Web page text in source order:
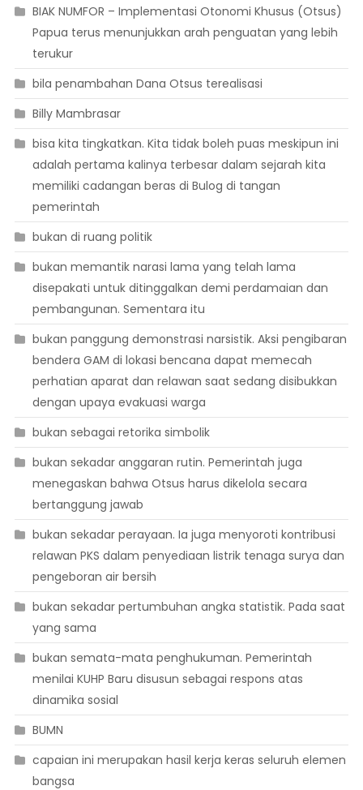
BIAK NUMFOR – Implementasi Otonomi Khusus (Otsus)
Papua terus menunjukkan arah penguatan yang lebih
terukur
bila penambahan Dana Otsus terealisasi
Billy Mambrasar
bisa kita tingkatkan. Kita tidak boleh puas meskipun ini
adalah pertama kalinya terbesar dalam sejarah kita
memiliki cadangan beras di Bulog di tangan
pemerintah
bukan di ruang politik
bukan memantik narasi lama yang telah lama
disepakati untuk ditinggalkan demi perdamaian dan
pembangunan. Sementara itu
bukan panggung demonstrasi narsistik. Aksi pengibaran
bendera GAM di lokasi bencana dapat memecah
perhatian aparat dan relawan saat sedang disibukkan
dengan upaya evakuasi warga
bukan sebagai retorika simbolik
bukan sekadar anggaran rutin. Pemerintah juga
menegaskan bahwa Otsus harus dikelola secara
bertanggung jawab
bukan sekadar perayaan. Ia juga menyoroti kontribusi
relawan PKS dalam penyediaan listrik tenaga surya dan
pengeboran air bersih
bukan sekadar pertumbuhan angka statistik. Pada saat
yang sama
bukan semata-mata penghukuman. Pemerintah
menilai KUHP Baru disusun sebagai respons atas
dinamika sosial
BUMN
capaian ini merupakan hasil kerja keras seluruh elemen
bangsa